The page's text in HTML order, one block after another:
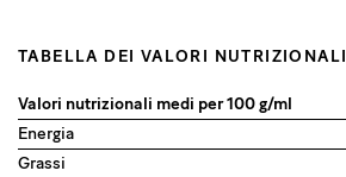
TABELLA DEI VALORI NUTRIZIONALI
Valori nutrizionali medi per 100 g/ml
Energia
Grassi